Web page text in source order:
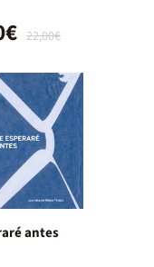
22,00€
antes